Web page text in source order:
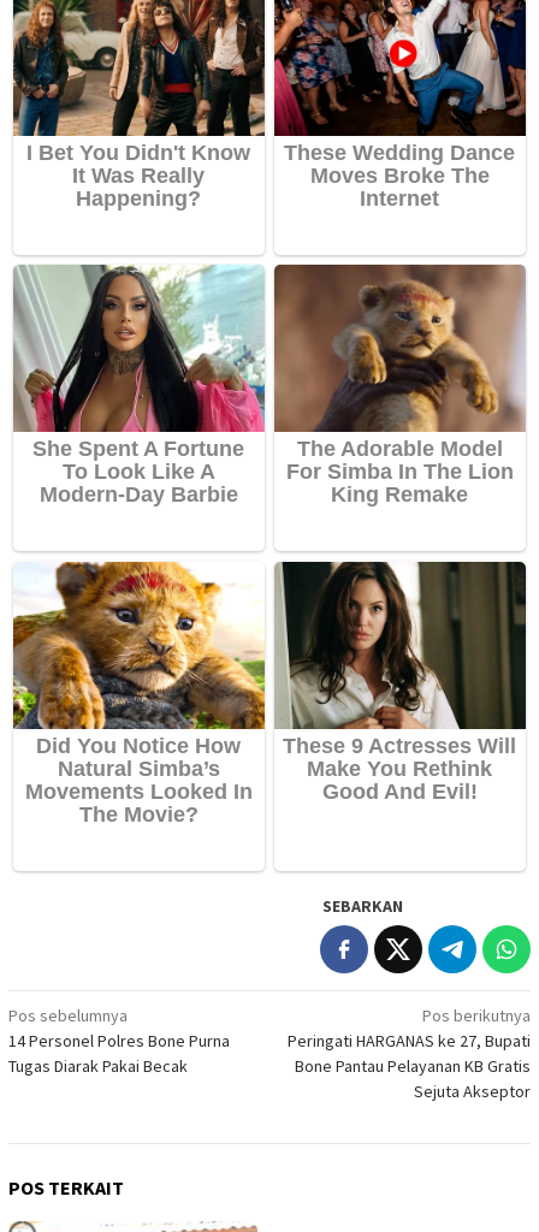
SEBARKAN
Navigasi
pos
Pos sebelumnya
14 Personel Polres Bone Purna
Tugas Diarak Pakai Becak
Pos berikutnya
Peringati HARGANAS ke 27, Bupati
Bone Pantau Pelayanan KB Gratis
Sejuta Akseptor
POS TERKAIT